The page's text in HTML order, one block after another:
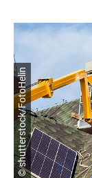
© shutterstock/FotoHelin